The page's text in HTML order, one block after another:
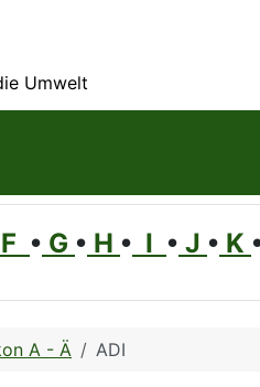
Umwelt
F • G • H • I • J • K
A - Ä ADI